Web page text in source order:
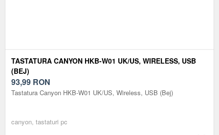
TASTATURA CANYON HKB-W01 UK/US, WIRELESS, USB
(BEJ)
93,99 RON
Tastatura Canyon HKB-W01 UK/US, Wireless, USB (Bej)
canyon, tastaturi pc